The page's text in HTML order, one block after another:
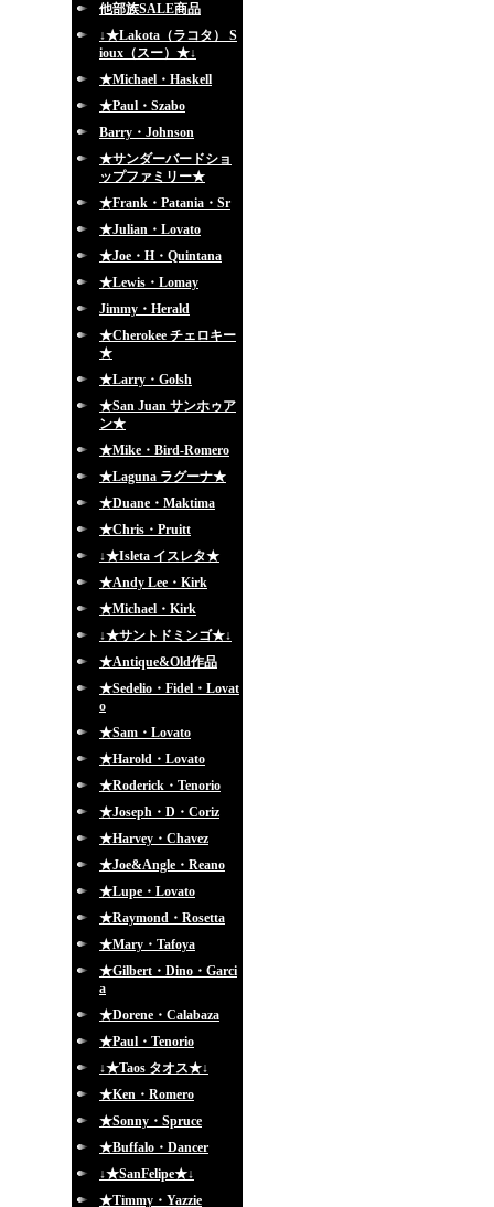
他部族SALE商品
↓★Lakota（ラコタ） S
ioux（スー）★↓
★Michael・Haskell
★Paul・Szabo
Barry・Johnson
★サンダーバードショ
ップファミリー★
★Frank・Patania・Sr
★Julian・Lovato
★Joe・H・Quintana
★Lewis・Lomay
Jimmy・Herald
★Cherokee チェロキー
★
★Larry・Golsh
★San Juan サンホゥア
ン★
★Mike・Bird-Romero
★Laguna ラグーナ★
★Duane・Maktima
★Chris・Pruitt
↓★Isleta イスレタ★
★Andy Lee・Kirk
★Michael・Kirk
↓★サントドミンゴ★↓
★Antique&Old作品
★Sedelio・Fidel・Lovat
o
★Sam・Lovato
★Harold・Lovato
★Roderick・Tenorio
★Joseph・D・Coriz
★Harvey・Chavez
★Joe&Angle・Reano
★Lupe・Lovato
★Raymond・Rosetta
★Mary・Tafoya
★Gilbert・Dino・Garci
a
★Dorene・Calabaza
★Paul・Tenorio
↓★Taos タオス★↓
★Ken・Romero
★Sonny・Spruce
★Buffalo・Dancer
↓★SanFelipe★↓
★Timmy・Yazzie